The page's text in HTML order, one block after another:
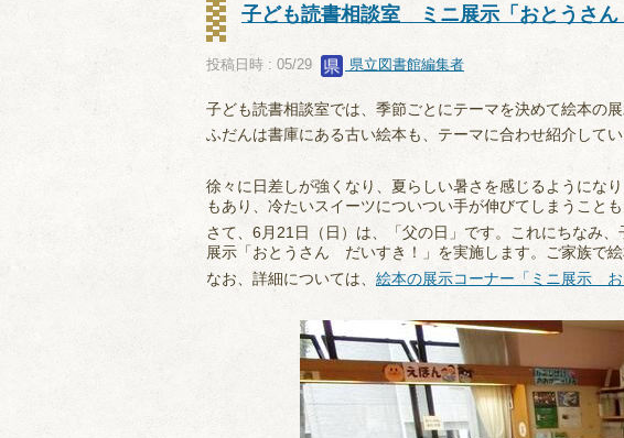
子ども読書相談室 ミニ展示「おとうさん
投稿日時 : 05/29 県立図書館編集者
子ども読書相談室では、季節ごとにテーマを決めて絵本の
ふだんは書庫にある古い絵本も、テーマに合わせ紹介してい
徐々に日差しが強くなり、夏らしい暑さを感じるようにな
もあり、冷たいスイーツについつい手が伸びてしまうことも
さて、6月21日（日）は、「父の日」です。これにちなみ
展示「おとうさん だいすき！」を実施します。ご家族で
なお、詳細については、 絵本の展示コーナー「ミニ展示